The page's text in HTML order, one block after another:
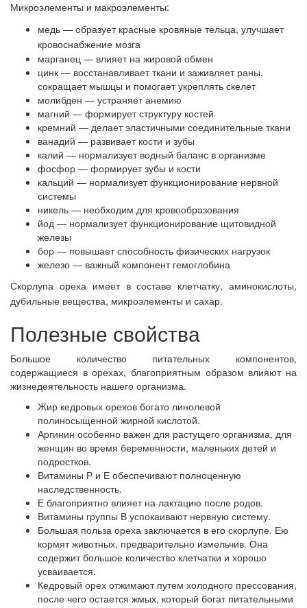
Микроэлементы и макроэлементы:
медь — образует красные кровяные тельца, улучшает
кровоснабжение мозга
марганец — влияет на жировой обмен
цинк — восстанавливает ткани и заживляет раны,
сокращает мышцы и помогает укреплять скелет
молибден — устраняет анемию
магний — формирует структуру костей
кремний — делает эластичными соединительные ткани
ванадий — развивает кости и зубы
калий — нормализует водный баланс в организме
фосфор — формирует зубы и кости
кальций — нормализует функционирование нервной
системы
никель — необходим для кровообразования
йод — нормализует функционирование щитовидной
железы
бор — повышает способность физических нагрузок
железо — важный компонент гемоглобина
Скорлупа ореха имеет в составе клетчатку, аминокислоты,
дубильные вещества, микроэлементы и сахар.
Полезные свойства
Большое количество питательных компонентов,
содержащиеся в орехах, благоприятным образом влияют на
жизнедеятельность нашего организма.
Жир кедровых орехов богато линолевой
полиносыщенной жирной кислотой.
Аргинин особенно важен для растущего организма, для
женщин во время беременности, маленьких детей и
подростков.
Витамины Р и Е обеспечивают полноценную
наследственность.
Е благоприятно влияет на лактацию после родов.
Витамины группы В успокаивают нервную систему.
Большая польза ореха заключается в его скорлупе. Ею
кормят животных, предварительно измельчив. Она
содержит большое количество клетчатки и хорошо
усваивается.
Кедровый орех отжимают путем холодного прессования,
после чего остается жмых, который богат питательными